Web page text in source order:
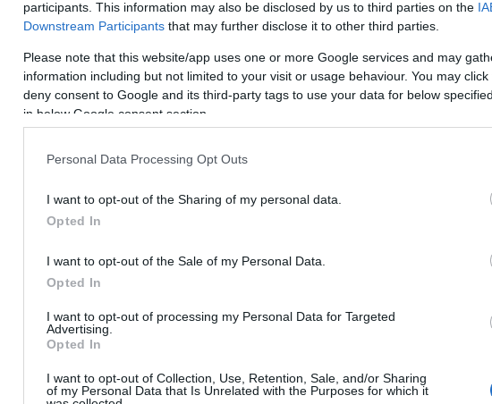
participants. This information may also be disclosed by us to third parties on the
Downstream Participants that may further disclose it to other third parties.
Please note that this website/app uses one or more Google services and may
information including but not limited to your visit or usage behaviour. You may
deny consent to Google and its third-party tags to use your data for below
in below Google consent section.
Personal Data Processing Opt Outs
I want to opt-out of the Sharing of my personal data.
Opted In
I want to opt-out of the Sale of my Personal Data.
Opted In
I want to opt-out of processing my Personal Data for Targeted
Advertising.
Opted In
I want to opt-out of Collection, Use, Retention, Sale, and/or Sharing
of my Personal Data that Is Unrelated with the Purposes for which it
Η κατάταξη με βάση τον συνολικό αριθμό περιλαμβάνει
γλώσσα ως δεύτερη.
Τααγγλικά
θεωρούνται η πιο διαδεδομένη γλώσσα στον
Παρότι δεν έχουν τους περισσότερους φυσικούς
επιστήμη, την τεχνολογία και την εκπαίδευση.
Κινεζικά (Μανδαρινικά)